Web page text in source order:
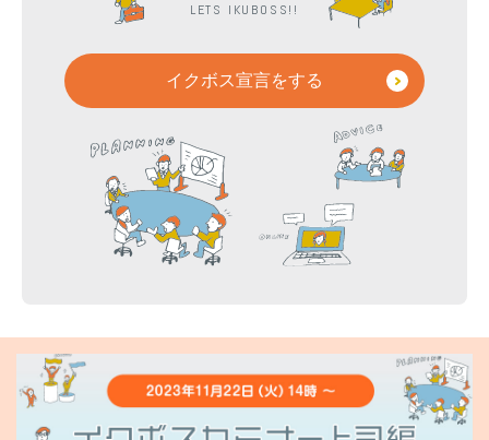
LETS IKUBOSS!!
イクボス宣言をする